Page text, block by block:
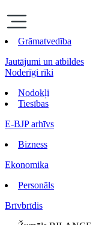
Grāmatvedība
Jautājumi un atbildes
Noderīgi rīki
Nodokļi
Tiesības
E-BJP arhīvs
Bizness
Ekonomika
Personāls
Brīvbrīdis